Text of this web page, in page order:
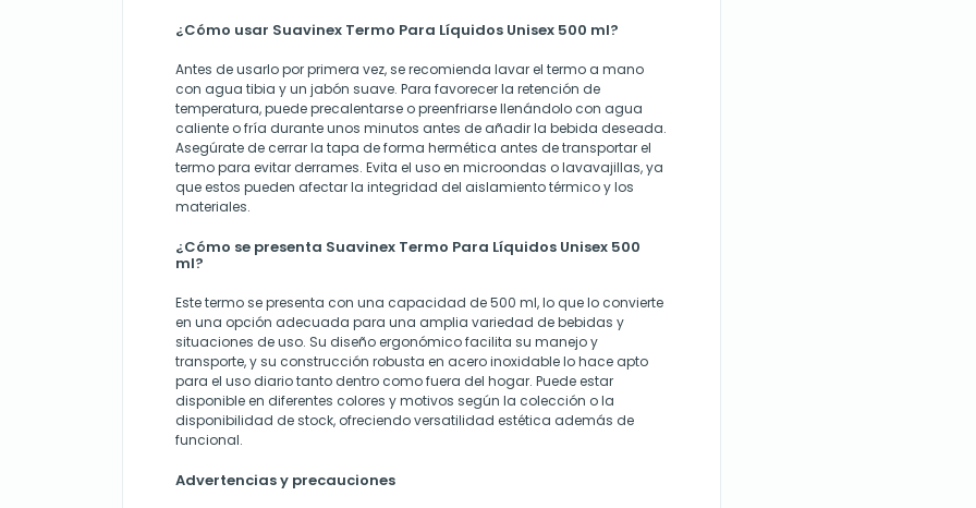
¿Cómo usar Suavinex Termo Para Líquidos Unisex 500 ml?
Antes de usarlo por primera vez, se recomienda lavar el termo a mano
con agua tibia y un jabón suave. Para favorecer la retención de
temperatura, puede precalentarse o preenfriarse llenándolo con agua
caliente o fría durante unos minutos antes de añadir la bebida deseada.
Asegúrate de cerrar la tapa de forma hermética antes de transportar el
termo para evitar derrames. Evita el uso en microondas o lavavajillas, ya
que estos pueden afectar la integridad del aislamiento térmico y los
materiales.
¿Cómo se presenta Suavinex Termo Para Líquidos Unisex 500
ml?
Este termo se presenta con una capacidad de 500 ml, lo que lo convierte
en una opción adecuada para una amplia variedad de bebidas y
situaciones de uso. Su diseño ergonómico facilita su manejo y
transporte, y su construcción robusta en acero inoxidable lo hace apto
para el uso diario tanto dentro como fuera del hogar. Puede estar
disponible en diferentes colores y motivos según la colección o la
disponibilidad de stock, ofreciendo versatilidad estética además de
funcional.
Advertencias y precauciones